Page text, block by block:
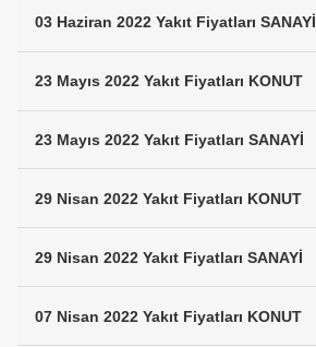
03 Haziran 2022 Yakıt Fiyatları SANAYİ
23 Mayıs 2022 Yakıt Fiyatları KONUT
23 Mayıs 2022 Yakıt Fiyatları SANAYİ
29 Nisan 2022 Yakıt Fiyatları KONUT
29 Nisan 2022 Yakıt Fiyatları SANAYİ
07 Nisan 2022 Yakıt Fiyatları KONUT